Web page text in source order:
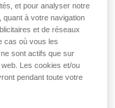
et pour analyser notre
quant à votre navigation
et de réseaux
cas où vous les
sont actifs que sur
Les cookies et/ou
pendant toute votre